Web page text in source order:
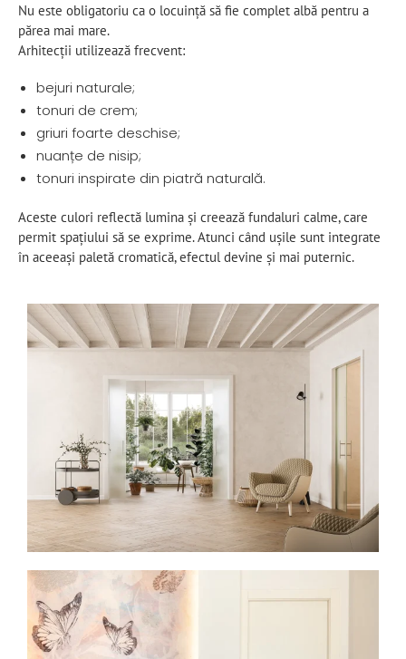
Nu este obligatoriu ca o locuință să fie complet albă pentru a
părea mai mare.
Arhitecții utilizează frecvent:
bejuri naturale;
tonuri de crem;
griuri foarte deschise;
nuanțe de nisip;
tonuri inspirate din piatră naturală.
Aceste culori reflectă lumina și creează fundaluri calme, care
permit spațiului să se exprime. Atunci când ușile sunt integrate
în aceeași paletă cromatică, efectul devine și mai puternic.